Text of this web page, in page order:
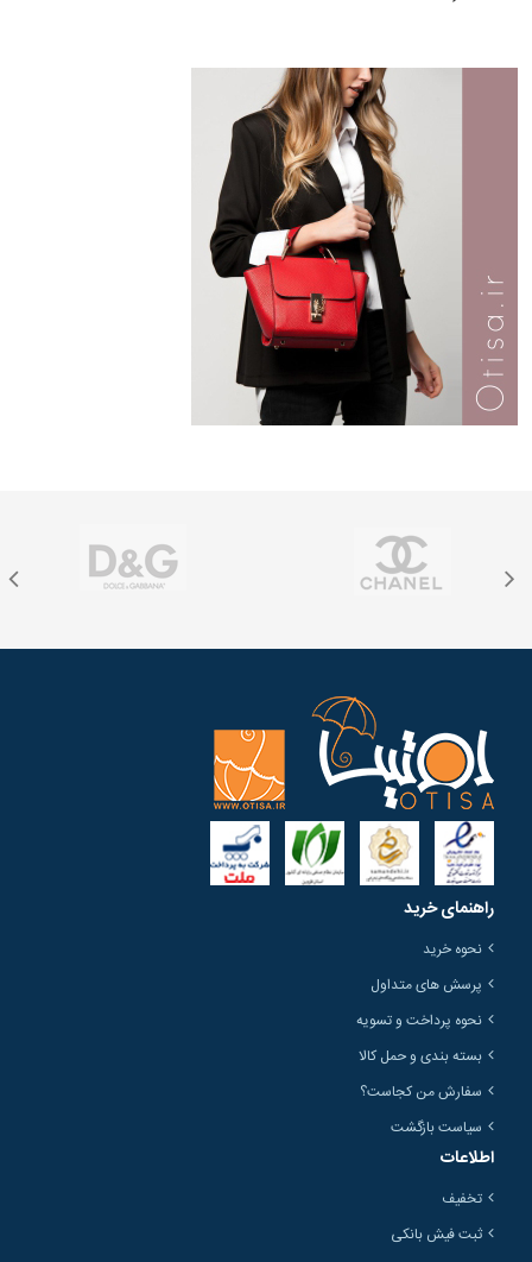
راهنمای خرید
نحوه خرید
پرسش های متداول
نحوه پرداخت و تسویه
بسته بندی و حمل کالا
سفارش من کجاست؟
سیاست بازگشت
اطلاعات
تخفیف
ثبت فیش بانکی